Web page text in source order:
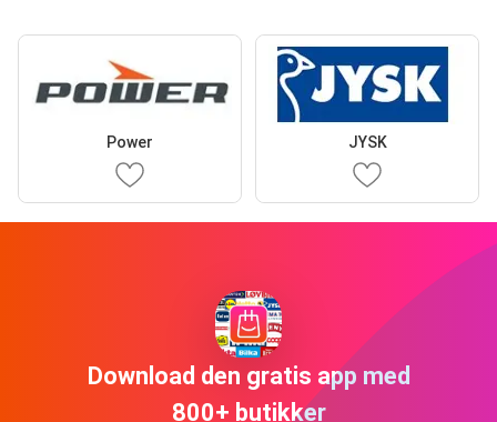
Power JYSK
Download den gratis app med
800+ butikker